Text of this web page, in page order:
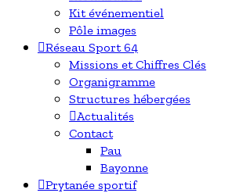
Kit événementiel
Pôle images
Réseau Sport 64
Missions et Chiffres Clés
Organigramme
Structures hébergées
Actualités
Contact
Pau
Bayonne
Prytanée sportif